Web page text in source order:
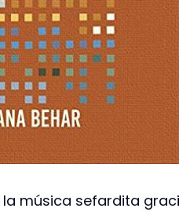
música sefardita